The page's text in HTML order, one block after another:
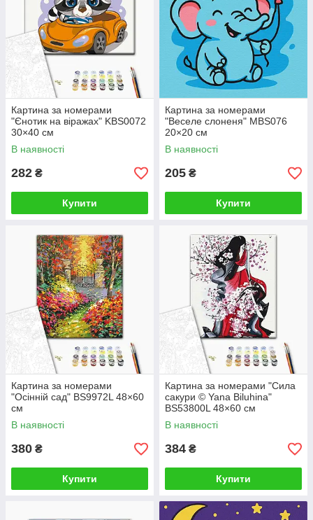
Картина за номерами
"Єнотик на віражах" KBS0072
30×40 см
В наявності
282 ₴
Купити
Картина за номерами
"Веселе слоненя" MBS076
20×20 см
В наявності
205 ₴
Купити
Картина за номерами
"Осінній сад" BS9972L 48×60
см
В наявності
380 ₴
Купити
Картина за номерами "Сила
сакури © Yana Biluhina"
BS53800L 48×60 см
В наявності
384 ₴
Купити